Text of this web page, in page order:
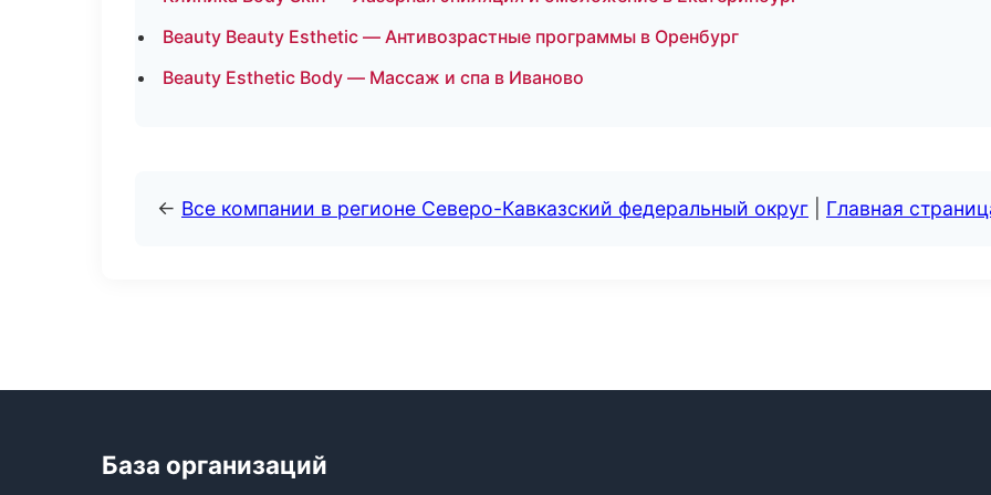
Beauty Beauty Esthetic — Антивозрастные программы в Оренбург
Beauty Esthetic Body — Массаж и спа в Иваново
← Все компании в регионе Северо-Кавказский федеральный округ Главная
База организаций